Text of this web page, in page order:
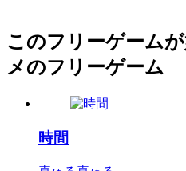
このフリーゲーム
メのフリーゲーム
時間